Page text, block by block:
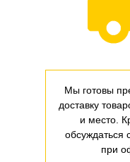
Мы готовы
доставку
и место.
обсуждаться
при